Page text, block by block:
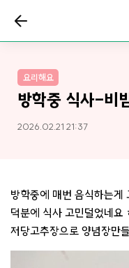
요리해요
방학중 식사-비
2026.02.21 21:37
방학중에 매번 음식하는게
덕분에 식사 고민덜었네요
저당고추장으로 양념장만